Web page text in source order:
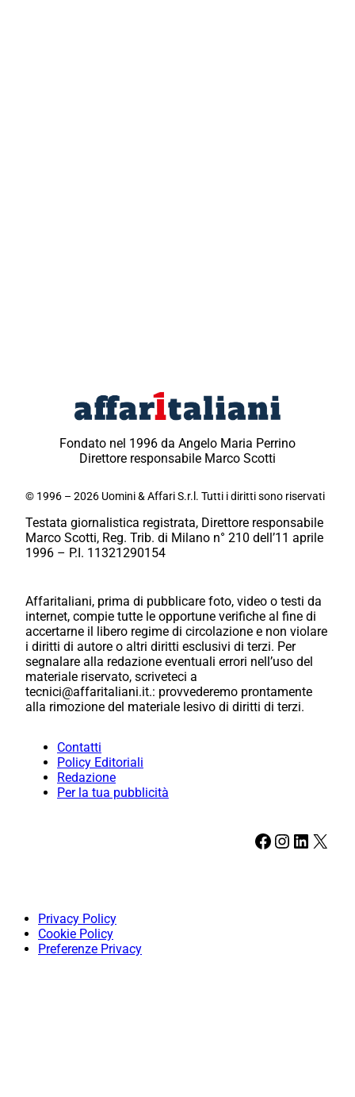
Fondato nel 1996 da Angelo Maria Perrino
Direttore responsabile Marco Scotti
© 1996 – 2026 Uomini & Affari S.r.l. Tutti i diritti sono riservati
Testata giornalistica registrata, Direttore responsabile
Marco Scotti, Reg. Trib. di Milano n° 210 dell’11 aprile
1996 – P.I. 11321290154
Affaritaliani, prima di pubblicare foto, video o testi da
internet, compie tutte le opportune verifiche al fine di
accertarne il libero regime di circolazione e non violare
i diritti di autore o altri diritti esclusivi di terzi. Per
segnalare alla redazione eventuali errori nell’uso del
materiale riservato, scriveteci a
tecnici@affaritaliani.it.: provvederemo prontamente
alla rimozione del materiale lesivo di diritti di terzi.
Contatti
Policy Editoriali
Redazione
Per la tua pubblicità
Facebook Instagram LinkedIn X
Privacy Policy
Cookie Policy
Preferenze Privacy